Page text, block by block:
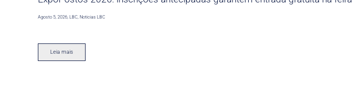
Agosto 5, 2026,LBC,Noticias LBC
Leia mais